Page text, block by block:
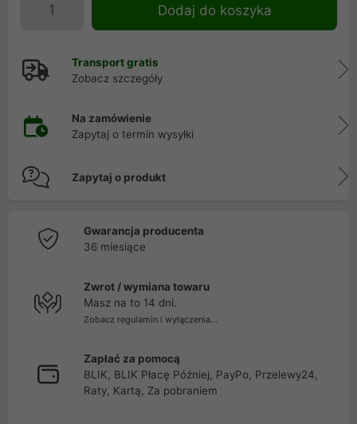
Dodaj do koszyka
Transport gratis
Zobacz szczegóły
Na zamówienie
Zapytaj o termin wysyłki
Zapytaj o produkt
Gwarancja producenta
36 miesiące
Zwrot / wymiana towaru
Masz na to 14 dni.
Zobacz regulamin i wyłączenia...
Zapłać za pomocą
BLIK, BLIK Płacę Później, PayPo, Przelewy24,
Raty, Kartą, Za pobraniem